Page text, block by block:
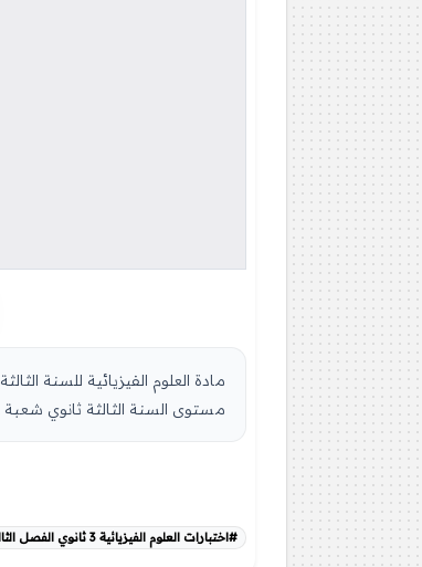
مستوى السنة الثالثة ثانوي شعبة
#اختبارات العلوم الفيزيائية 3 ثانوي الفصل الثالث